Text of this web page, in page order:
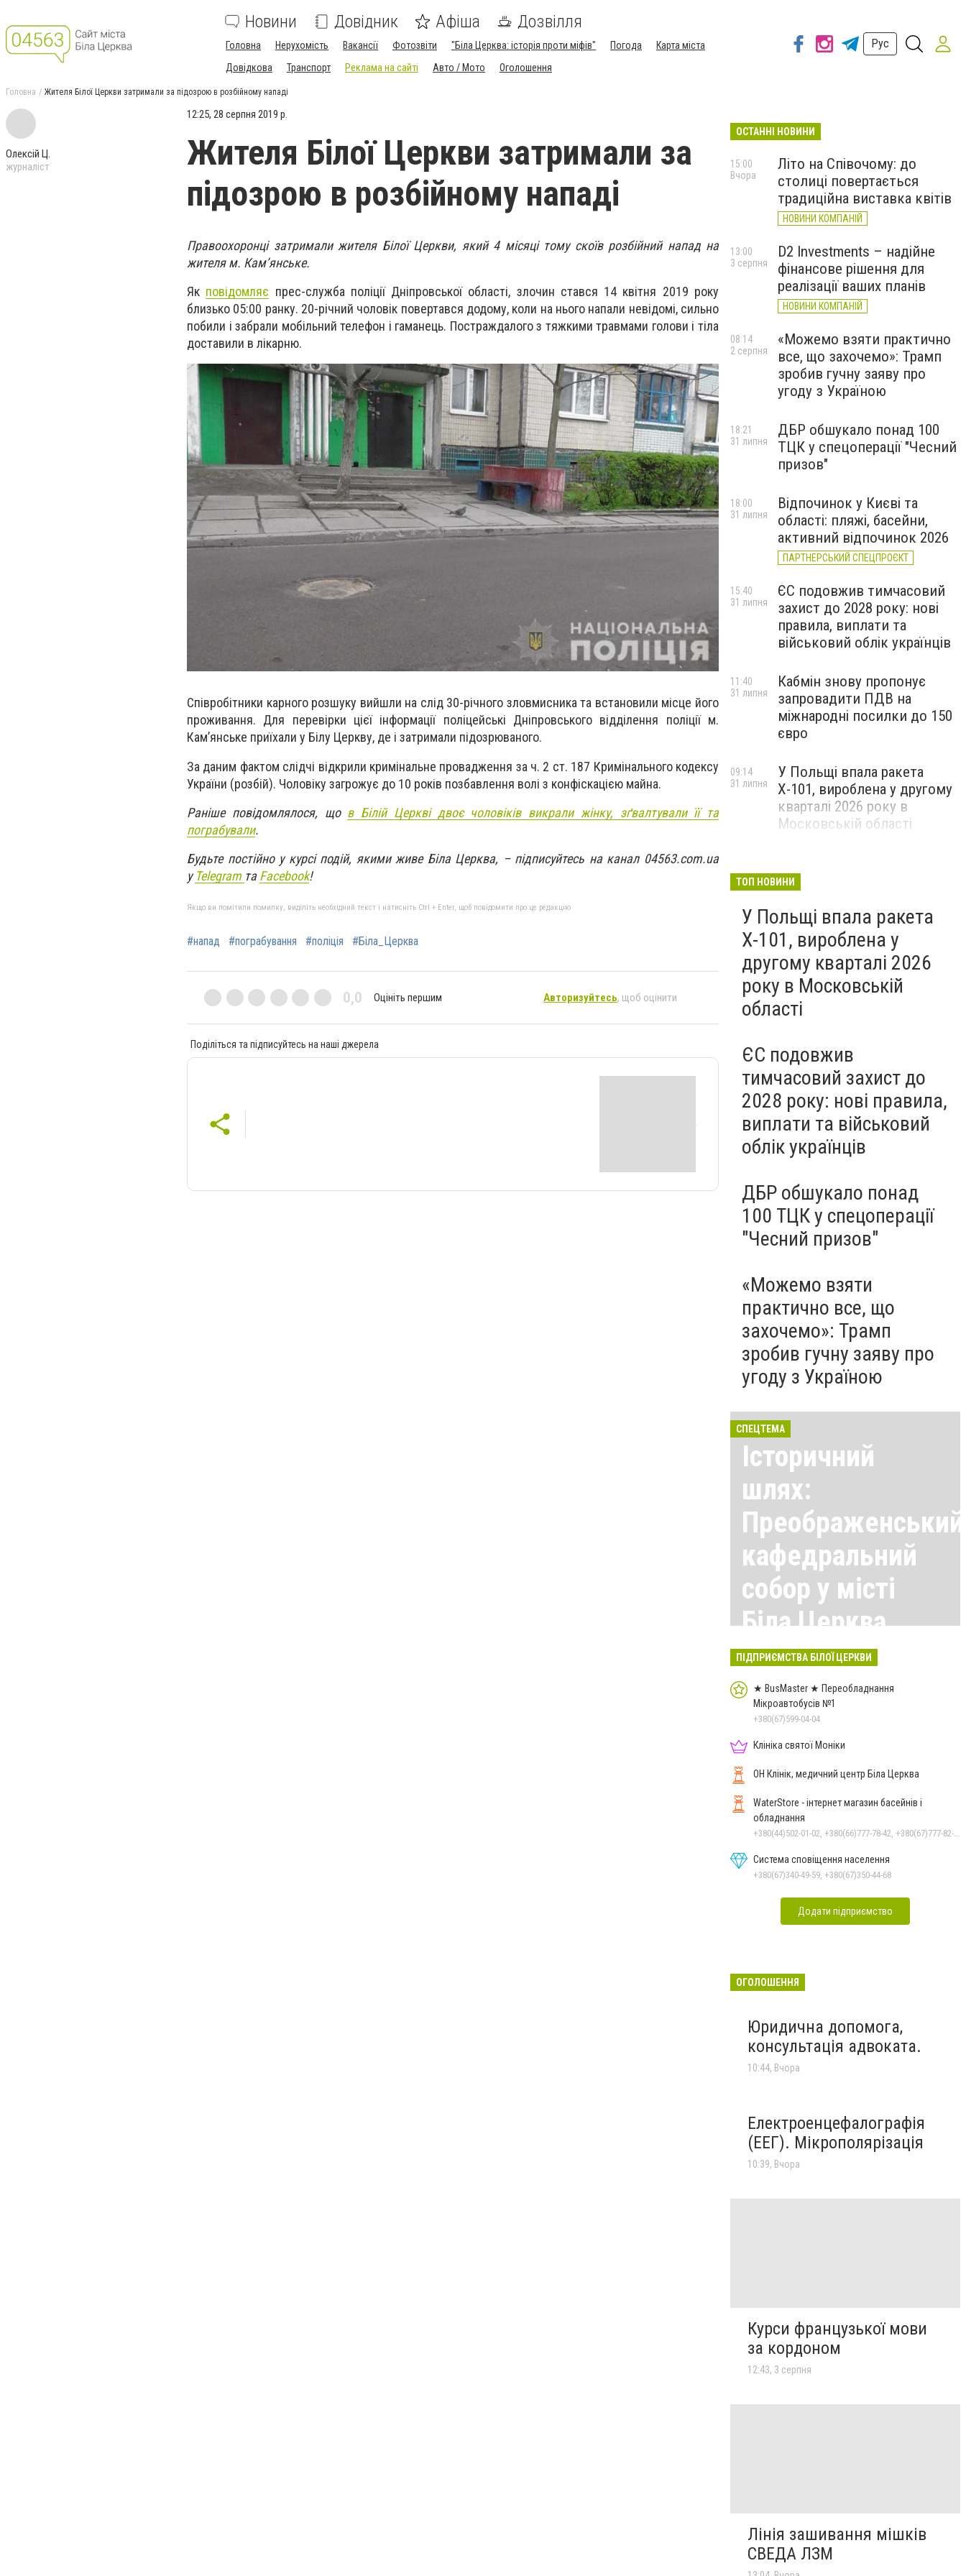
Новини Довідник Афіша Дозвілля
Головна Нерухомість Вакансії Фотозвіти "Біла Церква: історія проти міфів" Погода
Карта міста
Довідкова
Транспорт Реклама на сайті Авто / Мото Оголошення
Рус
Головна Жителя Білої Церкви затримали за підозрою в розбійному нападі
Олексій Ц.
журналіст
12:25, 28 серпня 2019 р.
Жителя Білої Церкви затримали за
підозрою в розбійному нападі
Правоохоронці затримали жителя Білої Церкви, який 4 місяці тому скоїв розбійний напад на
жителя м. Кам’янське.
Як повідомляє прес-служба поліціїДніпровської області, злочин стався 14 квітня 2019 року
близько 05:00 ранку. 20-річний чоловік повертався додому, коли на нього напали невідомі, сильно
побили і забрали мобільний телефон і гаманець. Постраждалого з тяжкими травмами голови і тіла
доставили в лікарню.
Співробітники карного розшуку вийшли на слід 30-річного зловмисника та встановили місце його
проживання. Для перевірки цієї інформації поліцейські Дніпровського відділення поліції м.
Кам’янське приїхали у Білу Церкву, де і затримали підозрюваного.
За даним фактом слідчі відкрили кримінальне провадження за ч. 2 ст. 187 Кримінального кодексу
України (розбій). Чоловіку загрожує до 10 років позбавлення волі з конфіскацією майна.
Раніше повідомлялося, що в Білій Церкві двоє чоловіків викрали жінку, зґвалтували її та
пограбували.
Будьте постійно у курсі подій, якими живе Біла Церква, – підписуйтесь на канал 04563.com.ua
уTelegram таFacebook!
Якщо ви помітили помилку, виділіть необхідний текст і натисніть Ctrl + Enter, щоб повідомити про це редакцію
#напад #пограбування #поліція #Біла_Церква
0,0 Оцініть першим Авторизуйтесь, щоб оцінити
Поділіться та підписуйтесь на наші джерела
ОСТАННІ НОВИНИ
Літо на Співочому: до
столиці повертається
традиційна виставка квітів
НОВИНИ КОМПАНІЙ
15:00
Вчора
D2 Investments – надійне
фінансове рішення для
реалізації ваших планів
НОВИНИ КОМПАНІЙ
13:00
3 серпня
«Можемо взяти практично
все, що захочемо»: Трамп
зробив гучну заяву про
угоду з Україною
08:14
2 серпня
ДБР обшукало понад 100
ТЦК у спецоперації "Чесний
призов"
18:21
31 липня
Відпочинок у Києві та
області: пляжі, басейни,
активний відпочинок 2026
ПАРТНЕРСЬКИЙ СПЕЦПРОЄКТ
18:00
31 липня
ЄС подовжив тимчасовий
захист до 2028 року: нові
правила, виплати та
військовий облік українців
15:40
31 липня
Кабмін знову пропонує
запровадити ПДВ на
міжнародні посилки до 150
євро
11:40
31 липня
У Польщі впала ракета
Х-101, вироблена у другому
кварталі 2026 року в
Московській області
09:14
31 липня
ТОП НОВИНИ
У Польщі впала ракета
Х-101, вироблена у
другому кварталі 2026
року в Московській
області
ЄС подовжив
тимчасовий захист до
2028 року: нові правила,
виплати та військовий
облік українців
ДБР обшукало понад
100 ТЦК у спецоперації
"Чесний призов"
«Можемо взяти
практично все, що
захочемо»: Трамп
зробив гучну заяву про
угоду з Україною
СПЕЦТЕМА
Історичний
шлях:
Преображенський
кафедральний
собор у місті
Біла Церква
Всі матеріали тут
ПІДПРИЄМСТВА БІЛОЇ ЦЕРКВИ
★ BusMaster ★ Переобладнання
Мікроавтобусів №1
+380(67)599-04-04
Клініка святої Моніки
ОН Клінік, медичний центр Біла Церква
WaterStore - інтернет магазин басейнів і
обладнання
Система сповіщення населення
+380(67)340-49-59, +380(67)350-44-68
Додати підприємство
ОГОЛОШЕННЯ
Юридична допомога,
консультація адвоката.
10:44, Вчора
Електроенцефалографія
(ЕЕГ). Мікрополярізація
10:39, Вчора
Курси французької мови
за кордоном
12:43, 3 серпня
Лінія зашивання мішків
СВЕДА ЛЗМ